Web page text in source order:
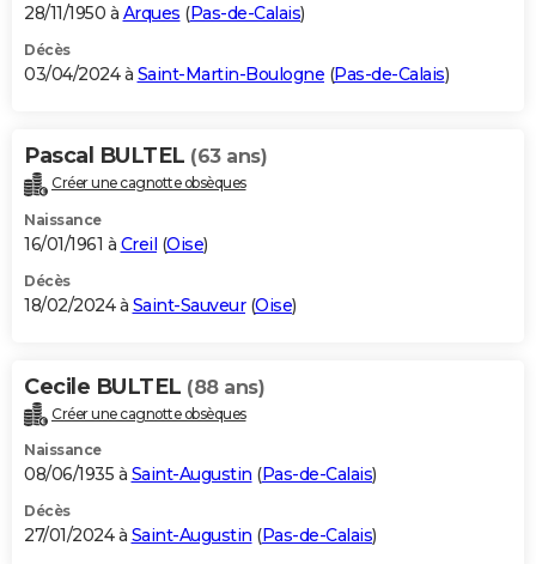
28/11/1950 à Arques (Pas-de-Calais)
Décès
03/04/2024 à Saint-Martin-Boulogne (Pas-de-Calais)
Pascal BULTEL (63 ans)
Créer une cagnotte obsèques
Naissance
16/01/1961 à Creil (Oise)
Décès
18/02/2024 à Saint-Sauveur(Oise)
Cecile BULTEL (88 ans)
Créer une cagnotte obsèques
Naissance
08/06/1935 à Saint-Augustin (Pas-de-Calais)
Décès
27/01/2024 à Saint-Augustin (Pas-de-Calais)